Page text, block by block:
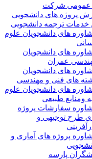
عمومی شرکت
پروژه های دانشجویی
ترجمه دانشجویی
های دانشجویان علوم
های دانشجویان
عمران
های دانشجویان
های فنی و مهندسی
های دانشجویان علوم
ومنابع طبیعی
سفارشات پروژه
طرح توجیهی و
پروژه های آماری و
پارسه